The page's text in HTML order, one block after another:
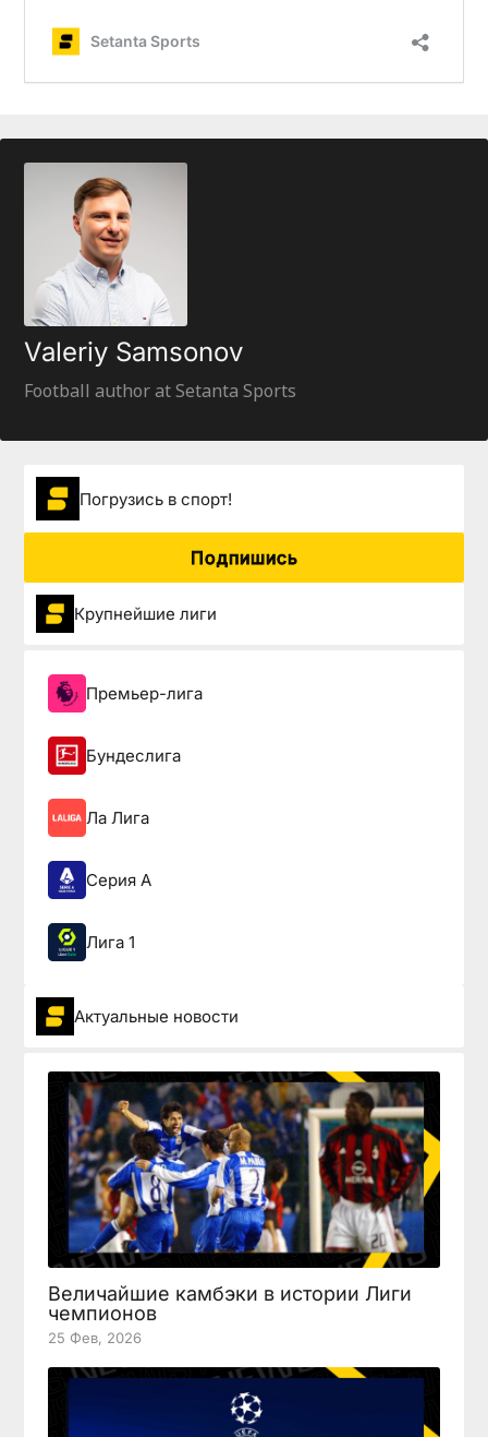
Valeriy Samsonov
Football author at Setanta Sports
Погрузиcь в спорт!
Подпишись
Крупнейшие лиги
Премьер-лига
Бундеслига
Ла Лига
Серия А
Лига 1
Актуальные новости
Величайшие камбэки в истории Лиги
чемпионов
25 Фев, 2026